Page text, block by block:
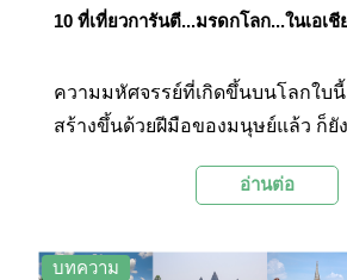
10 ที่เที่ยวการันตี...มรดกโลก...ในเอเชี
ความมหัศจรรย์ที่เกิดขึ้นบนโลกใบ
สร้างขึ้นด้วยฝีมือของมนุษย์แล้ว ก็ยั
ใหญ่ และน่าทึ่งไม่แพ้กันเลยค่ะ วันนี้เ
มรดกโลก จากองค์การยูเนสโก แล
อ่านต่อ
บทความ